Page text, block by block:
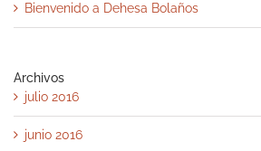
Bienvenido a Dehesa Bolaños
Archivos
julio 2016
junio 2016